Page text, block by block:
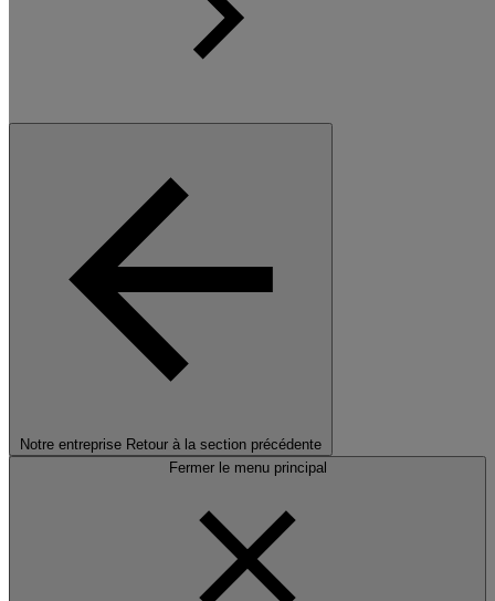
Notre entreprise Retour à la section précédente
Fermer le menu principal